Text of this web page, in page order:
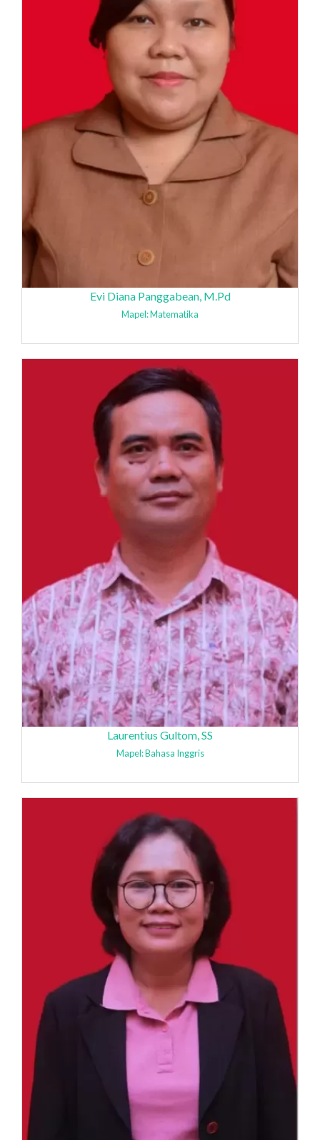
Evi Diana Panggabean, M.Pd
Mapel: Matematika
Laurentius Gultom, SS
Mapel: Bahasa Inggris